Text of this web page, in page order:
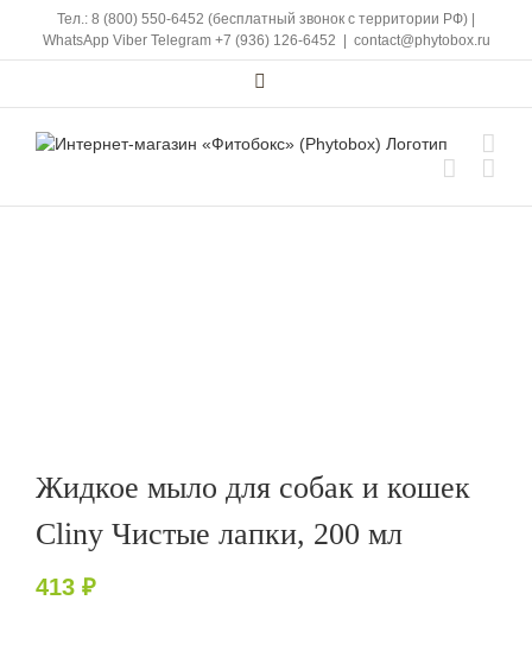
content
Тел.: 8 (800) 550-6452 (бесплатный звонок с территории РФ)
WhatsApp Viber Telegram +7 (936) 126-6452 contact@phytobox.ru
Жидкое мыло для собак и кошек
Cliny Чистые лапки, 200 мл
413 ₽